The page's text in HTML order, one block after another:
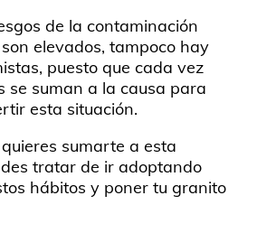
de la contaminación
elevados, tampoco hay
puesto que cada vez
se suman a la causa para
esta situación.
sumarte a esta
tratar de ir adoptando
hábitos y poner tu granito